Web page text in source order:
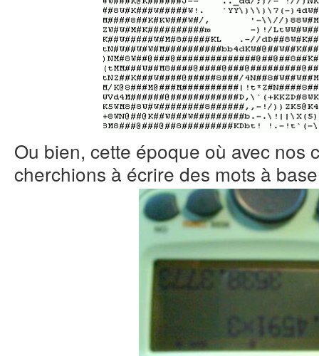
Ou bien, cette époque où avec nos
cherchions à écrire des mots à